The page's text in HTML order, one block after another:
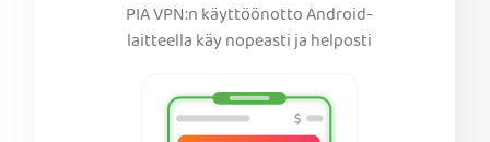
PIA VPN:n käyttöönotto Android-
laitteella käy nopeasti ja helposti